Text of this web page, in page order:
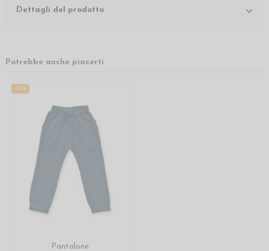
Dettagli del prodotto
Potrebbe anche piacerti
-20%
Pantalone